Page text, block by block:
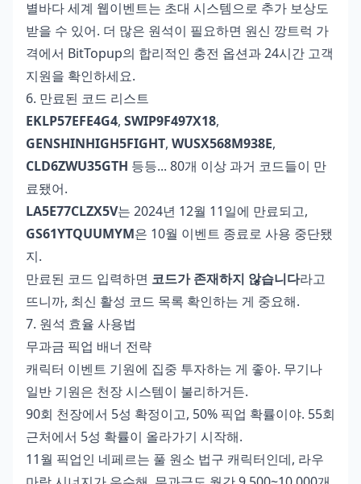
별바다 세계 웹이벤트는 초대 시스템으로 추가 보상도
받을 수 있어. 더 많은 원석이 필요하면 원신 깡트럭 가
격에서 BitTopup의 합리적인 충전 옵션과 24시간 고객
지원을 확인하세요.
6. 만료된 코드 리스트
EKLP57EFE4G4, SWIP9F497X18,
GENSHINHIGH5FIGHT, WUSX568M938E,
CLD6ZWU35GTH 등등... 80개 이상 과거 코드들이 만
료됐어.
LA5E77CLZX5V는 2024년 12월 11일에 만료되고,
GS61YTQUUMYM은 10월 이벤트 종료로 사용 중단됐
지.
만료된 코드 입력하면 코드가 존재하지 않습니다라고
뜨니까, 최신 활성 코드 목록 확인하는 게 중요해.
7. 원석 효율 사용법
무과금 픽업 배너 전략
캐릭터 이벤트 기원에 집중 투자하는 게 좋아. 무기나
일반 기원은 천장 시스템이 불리하거든.
90회 천장에서 5성 확정이고, 50% 픽업 확률이야. 55회
근처에서 5성 확률이 올라가기 시작해.
11월 픽업인 네페르는 풀 원소 법구 캐릭터인데, 라우